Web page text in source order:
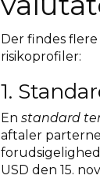
Der findes
risikoprofiler:
1.
En standard
aftaler
USD den 15.